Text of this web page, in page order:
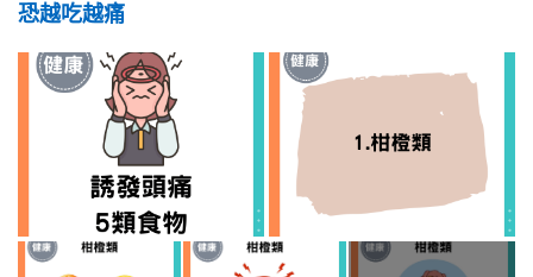
恐越吃越痛